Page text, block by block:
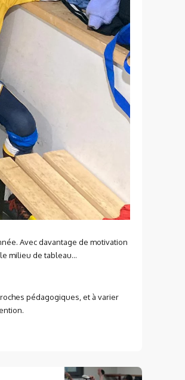
Avec davantage de motivation
milieu de tableau…
pédagogiques, et à varier